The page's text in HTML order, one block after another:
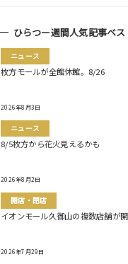
ひらつー週間人気記事ベ
ニュース
枚方モールが全館休館。8/26
2026年8月3日
ニュース
8/5枚方から花火見えるかも
2026年8月2日
開店・閉店
イオンモール久御山の複数店舗が
2026年7月29日